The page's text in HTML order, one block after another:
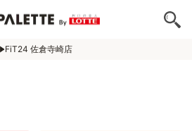
FiT24 佐倉寺崎店